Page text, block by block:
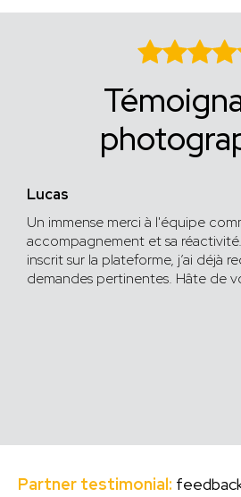
Lucas
Un immense merci à l'équipe
accompagnement et sa
inscrit sur la plateforme, j’ai déjà
demandes pertinentes. Hâte de
Partner testimonial: